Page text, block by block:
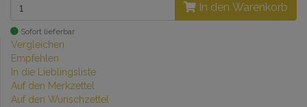
In den Warenkorb
Sofort lieferbar
Vergleichen
Empfehlen
In die Lieblingsliste
Auf den Merkzettel
Auf den Wunschzettel